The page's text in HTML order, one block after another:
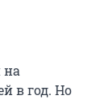
на
в год. Но